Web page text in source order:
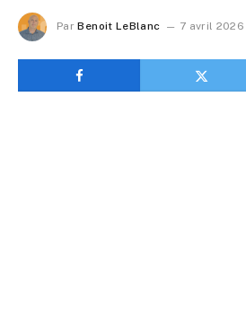
Par Benoit LeBlanc 7 avril 2026